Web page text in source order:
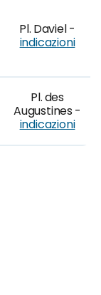
Pl. Daviel -
indicazioni
Pl. des
Augustines -
indicazioni